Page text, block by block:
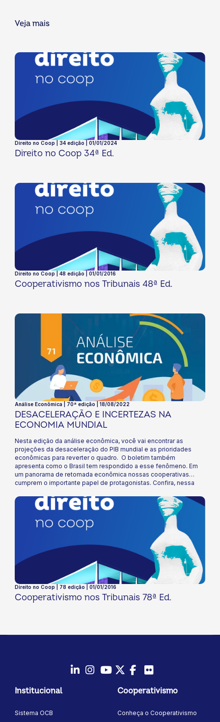
Veja mais
Direito no Coop | 34 edição | 01/01/2024
Direito no Coop 34ª Ed.
Direito no Coop | 48 edição | 01/01/2016
Cooperativismo nos Tribunais 48ª Ed.
Análise Econômica | 70ª edição | 18/08/2022
DESACELERAÇÃO E INCERTEZAS NA
ECONOMIA MUNDIAL
Nesta edição da análise econômica, você vai encontrar as
projeções da desaceleração do PIB mundial e as prioridades
econômicas para reverter o quadro. O boletim também
apresenta como o Brasil tem respondido a esse fenômeno. Em
um panorama de retomada econômica nossas cooperativas
cumprem o importante papel de protagonistas. Confira, nessa
afetar sua coop e como utilizar os dados pode auxiliar na tomada
de decisões. Boa leitura!
Direito no Coop | 78 edição | 01/01/2016
Cooperativismo nos Tribunais 78ª Ed.
Instagram
YoutubeTwitter/X
Facebook
Institucional
Sistema OCB
Cooperativismo
Conheça o Cooperativismo